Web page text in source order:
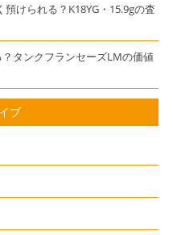
預けられる？K18YG・15.9gの査
タンクフランセーズLMの価値
ブ